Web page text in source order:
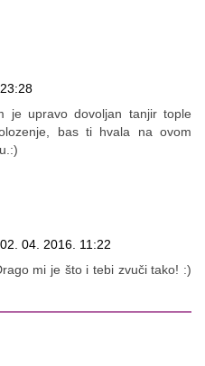
je upravo dovoljan tanjir tople
bas ti hvala na ovom
02. 04. 2016. 11:22
mi je što i tebi zvuči tako! :)